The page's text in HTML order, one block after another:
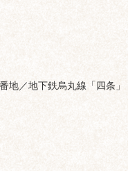
地／地下鉄烏丸線「四条」